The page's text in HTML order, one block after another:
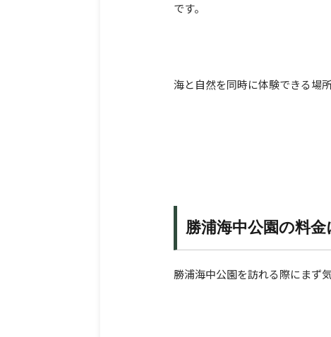
です。
海と自然を同時に体験できる場
勝浦海中公園の料
勝浦海中公園を訪れる際にまず